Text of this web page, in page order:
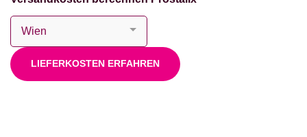
LIEFERKOSTEN ERFAHREN